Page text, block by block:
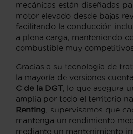
mecánicas están diseñadas
motor elevado desde bajas
facilitando la conducción
a plena carga, manteniendo
combustible muy competitivos.
Gracias a su tecnología de
la mayoría de versiones
C de la DGT, lo que asegura
amplia por todo el territorio
Renting, supervisamos que
mantenga un rendimiento
mediante un mantenimiento